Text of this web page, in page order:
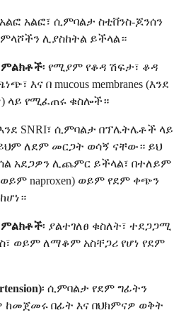
አልፎ፣ ሲምባልታ ስቲቨንስ-ጆንሰን
ሊያስከትል ይችላል።
፡ የሚያም የቆዳ ሽፍታ፣ ቆዳ
እና በ mucous membranes (እንደ
ላይ የሚፈጠሩ ቁስሎች።
እንደ SNRI፣ ሲምባልታ በፕሌትሌቶች ላይ
ለደም መርጋት ወሳኝ ናቸው። ይህ
አደጋዎን ሊጨምር ይችላል፣ በተለይም
ወይም naproxen) ወይም የደም ቀጭን
፡ ያልተገለፀ ቁስለት፣ ተደጋጋሚ
ወይም ለማቆም አስቸጋሪ የሆነ የደም
፡ ሲምባልታ የደም ግፊትን
በፊት እና በህክምናዎ ወቅት